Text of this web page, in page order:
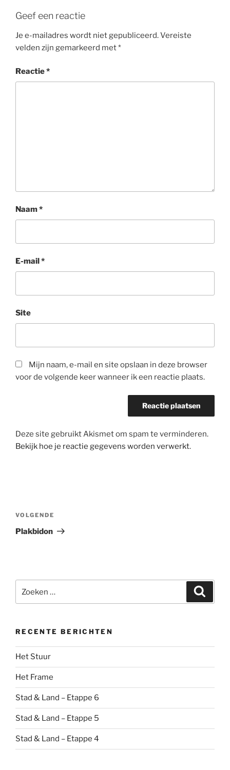
Geef een reactie
Je e-mailadres wordt niet gepubliceerd.Vereiste
velden zijn gemarkeerd met*
Reactie*
Naam*
E-mail*
Site
Mijn naam, e-mail en site opslaan in deze browser
voor de volgende keer wanneer ik een reactie plaats.
Deze site gebruikt Akismet om spam te verminderen.
Bekijk hoe je reactie gegevens worden verwerkt.
navigatie
Volgend
bericht
VOLGENDE
Plakbidon
naar:
RECENTE BERICHTEN
Het Stuur
Het Frame
Stad & Land – Etappe 6
Stad & Land – Etappe 5
Stad & Land – Etappe 4